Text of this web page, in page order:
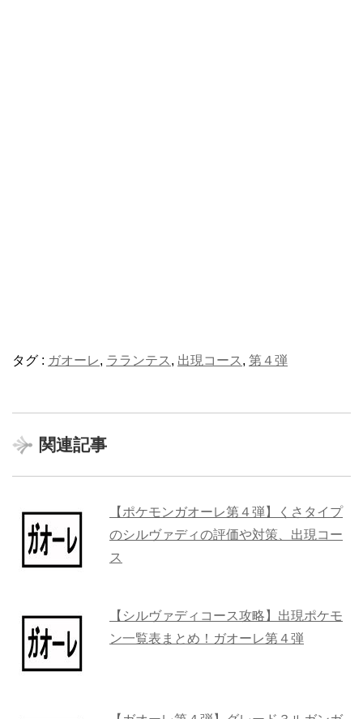
タグ : ガオーレ, ラランテス , 出現コース , 第４弾
関連記事
【ポケモンガオーレ第４弾】くさタイプ
のシルヴァディの評価や対策、出現コー
ス
【シルヴァディコース攻略】出現ポケモ
ン一覧表まとめ！ガオーレ第４弾